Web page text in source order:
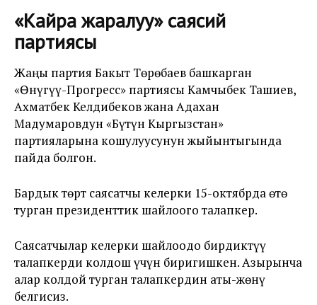
«Кайра жаралуу» саясий
партиясы
Жаңы партия Бакыт Төрөбаев башкарган
«Өнүгүү-Прогресс» партиясы Камчыбек Ташиев,
Ахматбек Келдибеков жана Адахан
Мадумаровдун «Бүтүн Кыргызстан»
партияларына кошулуусунун жыйынтыгында
пайда болгон.
Бардык төрт саясатчы келерки 15-октябрда өтө
турган президенттик шайлоого талапкер.
Саясатчылар келерки шайлоодо бирдиктүү
талапкерди колдош үчүн биригишкен. Азырынча
алар колдой турган талапкердин аты-жөнү
белгисиз.